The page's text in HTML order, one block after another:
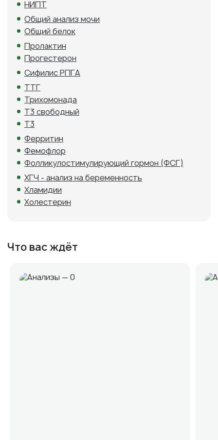
НИПТ
Общий анализ мочи
Общий белок
Пролактин
Прогестерон
Сифилис РПГА
ТТГ
Трихомонада
Т3 свободный
Т3
Ферритин
Фемофлор
Фолликулостимулирующий гормон (ФСГ)
ХГЧ - анализ на беременность
Хламидии
Холестерин
Что вас ждёт